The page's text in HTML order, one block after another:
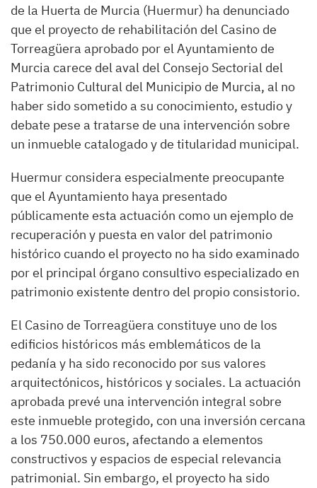
de la Huerta de Murcia (Huermur) ha denunciado
que el proyecto de rehabilitación del Casino de
Torreagüera aprobado por el Ayuntamiento de
Murcia carece del aval del Consejo Sectorial del
Patrimonio Cultural del Municipio de Murcia, al no
haber sido sometido a su conocimiento, estudio y
debate pese a tratarse de una intervención sobre
un inmueble catalogado y de titularidad municipal.
Huermur considera especialmente preocupante
que el Ayuntamiento haya presentado
públicamente esta actuación como un ejemplo de
recuperación y puesta en valor del patrimonio
histórico cuando el proyecto no ha sido examinado
por el principal órgano consultivo especializado en
patrimonio existente dentro del propio consistorio.
El Casino de Torreagüera constituye uno de los
edificios históricos más emblemáticos de la
pedanía y ha sido reconocido por sus valores
arquitectónicos, históricos y sociales. La actuación
aprobada prevé una intervención integral sobre
este inmueble protegido, con una inversión cercana
a los 750.000 euros, afectando a elementos
constructivos y espacios de especial relevancia
patrimonial. Sin embargo, el proyecto ha sido